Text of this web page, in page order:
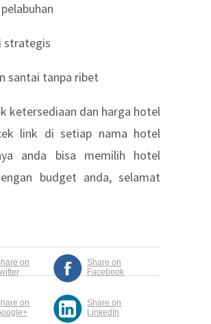
strategis
santai tanpa ribet
ketersediaan dan harga hotel
link di setiap nama hotel
anda bisa memilih hotel
budget anda, selamat
Share on
Facebook
on
on
Share on
LinkedIn